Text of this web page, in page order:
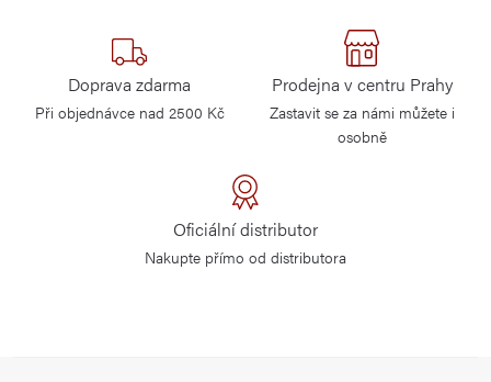
Doprava zdarma
Při objednávce nad 2500 Kč
Prodejna v centru Prahy
Zastavit se za námi můžete i
osobně
Oficiální distributor
Nakupte přímo od distributora